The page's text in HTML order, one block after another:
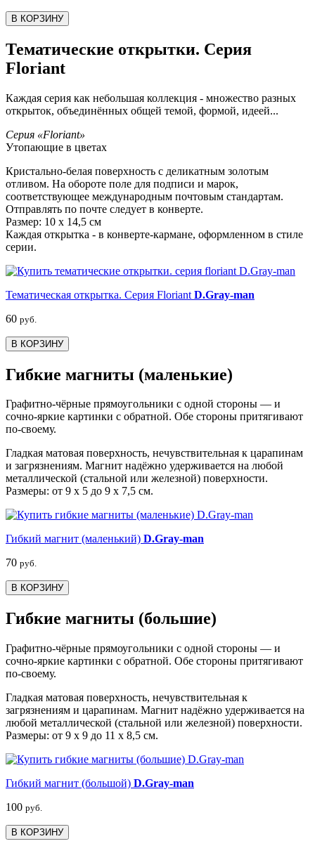
В КОРЗИНУ
Тематические открытки. Серия
Floriant
Каждая серия как небольшая коллекция - множество разных
открыток, объединённых общей темой, формой, идеей...
Серия «Floriant»
Утопающие в цветах
Кристально-белая поверхность с деликатным золотым
отливом. На обороте поле для подписи и марок,
соответствующее международным почтовым стандартам.
Отправлять по почте следует в конверте.
Размер: 10 х 14,5 см
Каждая открытка - в конверте-кармане, оформленном в стиле
серии.
Тематическая открытка. Серия Floriant D.Gray-man
60 руб.
В КОРЗИНУ
Гибкие магниты (маленькие)
Графитно-чёрные прямоугольники с одной стороны — и
сочно-яркие картинки с обратной. Обе стороны притягивают
по-своему.
Гладкая матовая поверхность, нечувствительная к царапинам
и загрязнениям. Магнит надёжно удерживается на любой
металлической (стальной или железной) поверхности.
Размеры: от 9 х 5 до 9 х 7,5 см.
Гибкий магнит (маленький) D.Gray-man
70 руб.
В КОРЗИНУ
Гибкие магниты (большие)
Графитно-чёрные прямоугольники с одной стороны — и
сочно-яркие картинки с обратной. Обе стороны притягивают
по-своему.
Гладкая матовая поверхность, нечувствительная к
загрязнениям и царапинам. Магнит надёжно удерживается на
любой металлической (стальной или железной) поверхности.
Размеры: от 9 х 9 до 11 х 8,5 см.
Гибкий магнит (большой) D.Gray-man
100 руб.
В КОРЗИНУ